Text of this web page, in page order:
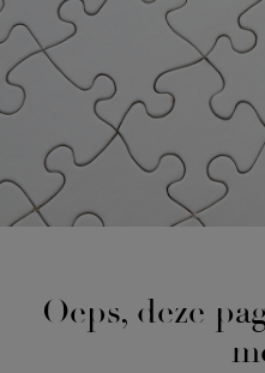
Oeps, deze